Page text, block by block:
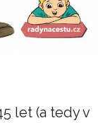
let (a tedy v